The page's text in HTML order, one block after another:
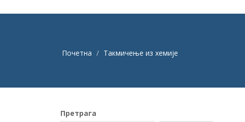
Почетна Такмичење из хемије
Претрага